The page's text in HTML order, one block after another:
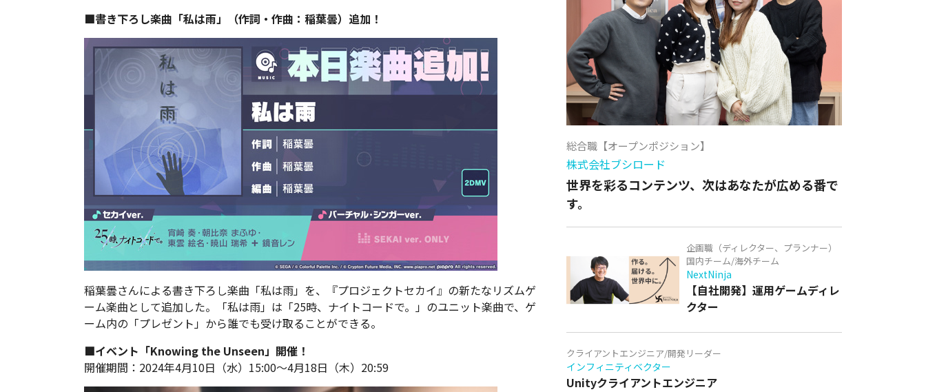
■書き下ろし楽曲「私は雨」（作詞・作曲：稲葉曇）追加！
稲葉曇さんによる書き下ろし楽曲「私は雨」を、『プロジェクトセカイ』の新たなリズムゲ
ーム楽曲として追加した。「私は雨」は「25時、ナイトコードで。」のユニット楽曲で、ゲ
ーム内の「プレゼント」から誰でも受け取ることができる。
■イベント「Knowing the Unseen」開催！
開催期間：2024年4月10日（水）15:00～4月18日（木）20:59
総合職【オープンポジション】
株式会社ブシロード
世界を彩るコンテンツ、次はあなたが広める番で
す。
企画職（ディレクター、プランナー）
国内チーム/海外チーム
NextNinja
【自社開発】運用ゲームディレ
クター
クライアントエンジニア/開発リーダー
インフィニティベクター
Unityクライアントエンジニア